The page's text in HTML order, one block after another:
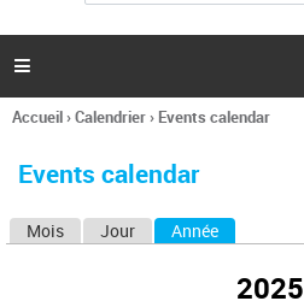
l
c
h
e

Vous
ici
Accueil›Calendrier› Events calendar
Events calendar
Mois Jour Année
2025